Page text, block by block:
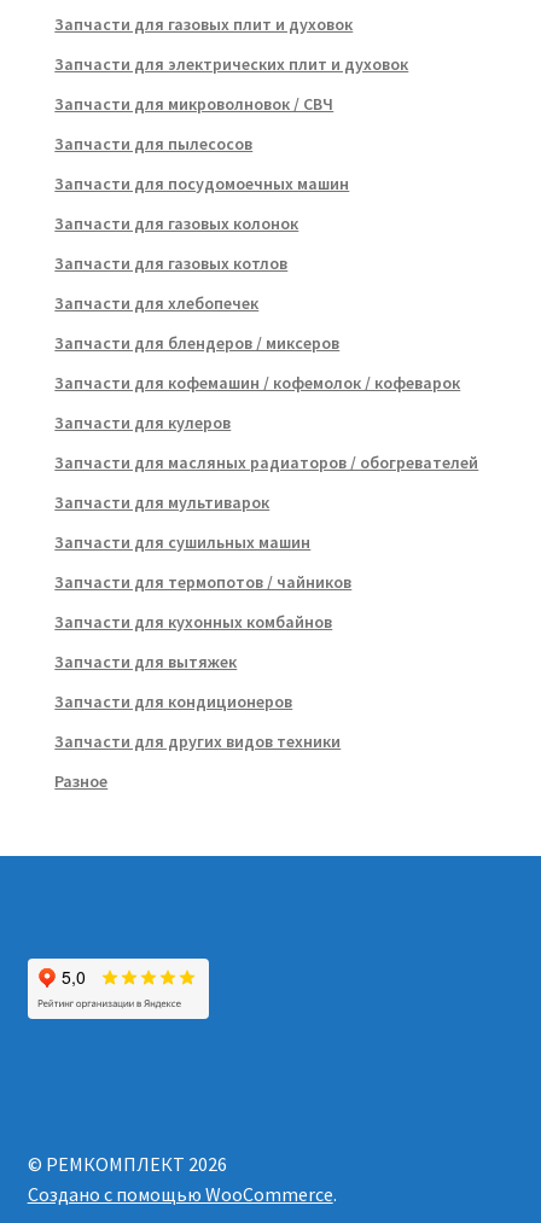
Запчасти для газовых плит и духовок
Запчасти для электрических плит и духовок
Запчасти для микроволновок / СВЧ
Запчасти для пылесосов
Запчасти для посудомоечных машин
Запчасти для газовых колонок
Запчасти для газовых котлов
Запчасти для хлебопечек
Запчасти для блендеров / миксеров
Запчасти для кофемашин / кофемолок / кофеварок
Запчасти для кулеров
Запчасти для масляных радиаторов / обогревателей
Запчасти для мультиварок
Запчасти для сушильных машин
Запчасти для термопотов / чайников
Запчасти для кухонных комбайнов
Запчасти для вытяжек
Запчасти для кондиционеров
Запчасти для других видов техники
Разное
© РЕМКОМПЛЕКТ 2026
Создано с помощью WooCommerce.